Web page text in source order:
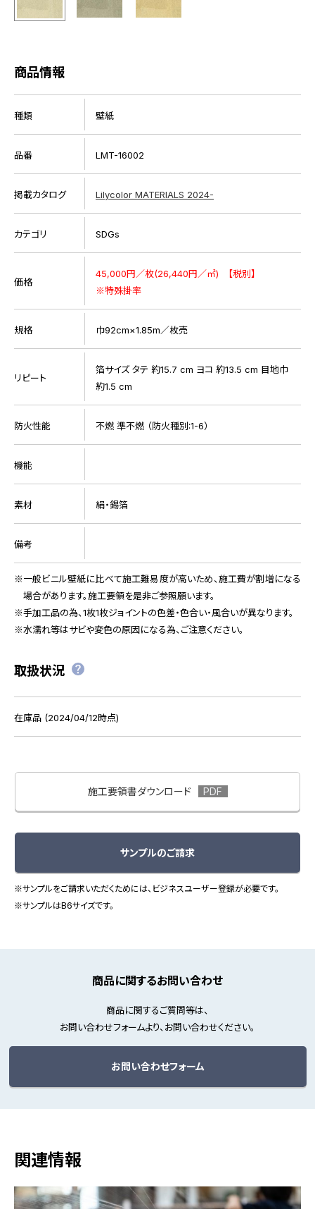
商品情報
種類 壁紙
品番 LMT-16002
掲載カタログ Lilycolor MATERIALS 2024-
カテゴリ SDGs
価格
45,000円／枚(26,440円／㎡) 【税別】
※特殊掛率
規格 巾92cm×1.85m／枚売
リピート
箔サイズ タテ 約15.7 cm ヨコ 約13.5 cm 目地巾
約1.5 cm
防火性能 不燃 準不燃 （防火種別:1-6）
機能
素材 絹・錫箔
備考
一般ビニル壁紙に比べて施工難易度が高いため、施工費が割増になる
場合があります。施工要領を是非ご参照願います。
手加工品の為、1枚1枚ジョイントの色差・色合い・風合いが異なります。
水濡れ等はサビや変色の原因になる為、ご注意ください。
取扱状況
在庫品 (2024/04/12時点)
施工要領書ダウンロード
サンプルのご請求
※サンプルをご請求いただくためには、ビジネスユーザー登録が必要です。
※サンプルはB6サイズです。
商品に関するお問い合わせ
商品に関するご質問等は、
お問い合わせフォームより、お問い合わせください。
お問い合わせフォーム
関連情報